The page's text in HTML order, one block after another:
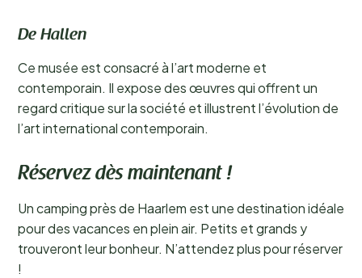
De Hallen
Ce musée est consacré à l’art moderne et
contemporain. Il expose des œuvres qui offrent un
regard critique sur la société et illustrent l’évolution de
l’art international contemporain.
Réservez dès maintenant !
Un camping près de Haarlem est une destination idéale
pour des vacances en plein air. Petits et grands y
trouveront leur bonheur. N’attendez plus pour réserver
!